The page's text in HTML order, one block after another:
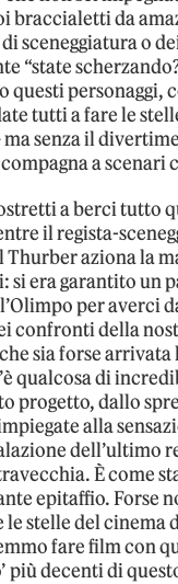
braccialetti da
sceneggiatura o
“state
questi personaggi,
tutti a fare le
senza il
a scenari
a berci tutto
il regista-
Thurber aziona la
si era garantito un
per averci
confronti della
sia forse arrivata
qualcosa di
progetto, dallo
alla
dell’ultimo
È come
epitaffio. Forse
stelle del cinema
fare film con
più decenti di